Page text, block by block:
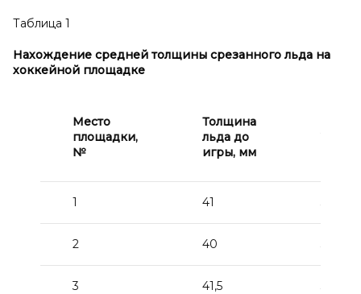
Таблица 1
Нахождение средней толщины срезанного льда на
хоккейной площадке
Место
площадки,
№
Толщина
льда до
игры, мм
1 41
2 40
3 41,5